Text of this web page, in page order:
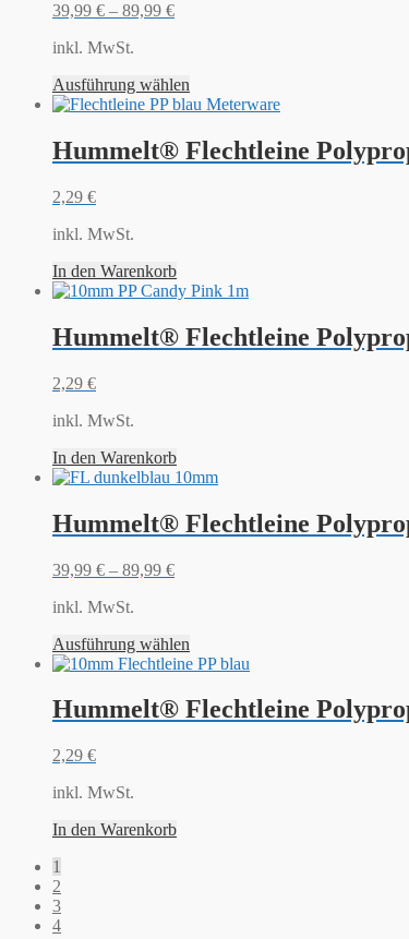
39,99 € – 89,99 €
inkl. MwSt.
Ausführung wählen
Hummelt® Flechtleine
2,29 €
inkl. MwSt.
In den Warenkorb
Hummelt® Flechtleine
2,29 €
inkl. MwSt.
In den Warenkorb
Hummelt® Flechtleine
39,99 € – 89,99 €
inkl. MwSt.
Ausführung wählen
Hummelt® Flechtleine
2,29 €
inkl. MwSt.
In den Warenkorb
1
2
3
4